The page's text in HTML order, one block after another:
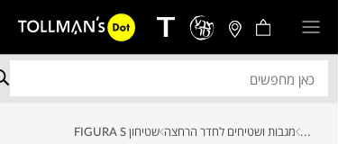
... מגבות ושטיחים לחדר הרחצה שטיחון FIGURA S